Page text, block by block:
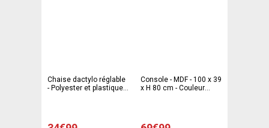
Chaise dactylo réglable
- Polyester et plastique -
Console - MDF - 100 x 39
x H 80 cm - Couleur